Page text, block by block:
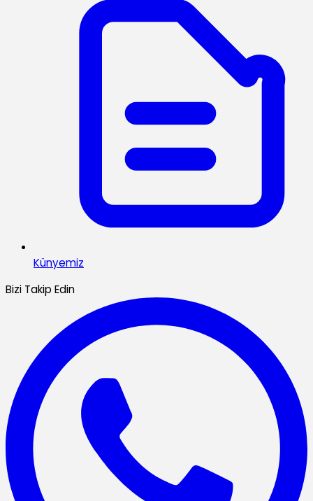
Künyemiz
Bizi Takip Edin